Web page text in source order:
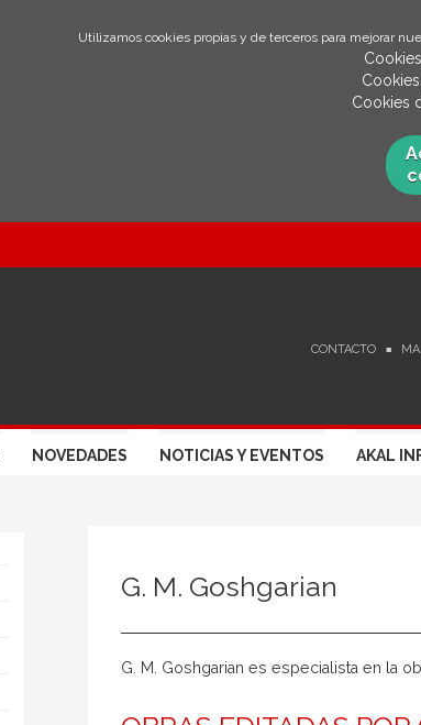
Utilizamos cookies propias y de terceros para mejorar
Cookies
CONTACTO
NOVEDADES NOTICIAS Y EVENTOS AKAL
G. M. Goshgarian
G. M. Goshgarian es especialista en la